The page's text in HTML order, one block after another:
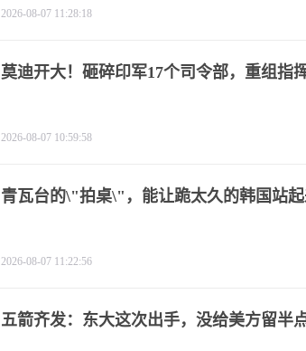
2026-08-07 11:28:18
莫迪开大！砸碎印军17个司令部，重组指
2026-08-07 10:59:58
青瓦台的\"拍桌\"，能让跪太久的韩国站起
2026-08-07 11:22:56
五箭齐发：东大这次出手，没给美方留半